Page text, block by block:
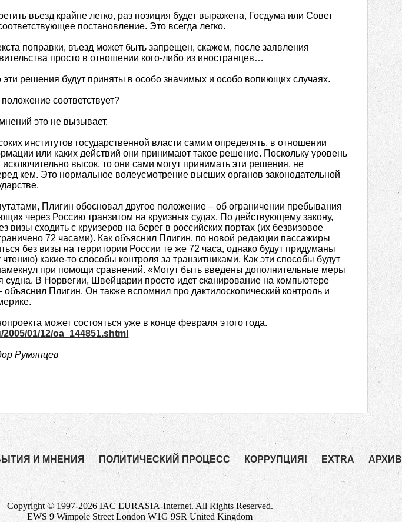
въезд крайне легко, раз позиция будет выражена, Госдума или Совет
постановление. Это всегда легко.
поправки, въезд может быть запрещен, скажем, после заявления
просто в отношении кого-либо из иностранцев…
решения будут приняты в особо значимых и особо вопиющих случаях.
соответствует?
это не вызывает.
институтов государственной власти самим определять, в отношении
или каких действий они принимают такое решение. Поскольку уровень
исключительно высок, то они сами могут принимать эти решения, не
кем. Это нормальное волеусмотрение высших органов законодательной
Плигин обосновал другое положение – об ограничении пребывания
через Россию транзитом на круизных судах. По действующему закону,
визы сходить с круизеров на берег в российских портах (их безвизовое
72 часами). Как объяснил Плигин, по новой редакции пассажиры
без визы на территории России те же 72 часа, однако будут придуманы
какие-то способы контроля за транзитниками. Как эти способы будут
при помощи сравнений. «Могут быть введены дополнительные меры
судна. В Норвегии, Швейцарии просто идет сканирование на компьютере
объяснил Плигин. Он также вспомнил про дактилоскопический контроль и
может состояться уже в конце февраля этого года.
01/12/oa_144851.shtml
Румянцев
И МНЕНИЯ ПОЛИТИЧЕСКИЙ ПРОЦЕСС КОРРУПЦИЯ! EXTRA АРХИВ
Copyright © 1997-2026 IAC EURASIA-Internet. All Rights Reserved.
EWS 9 Wimpole Street London W1G 9SR United Kingdom